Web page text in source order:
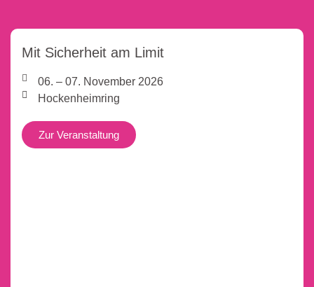
Mit Sicherheit am Limit
06. – 07. November 2026
Hockenheimring
Zur Veranstaltung